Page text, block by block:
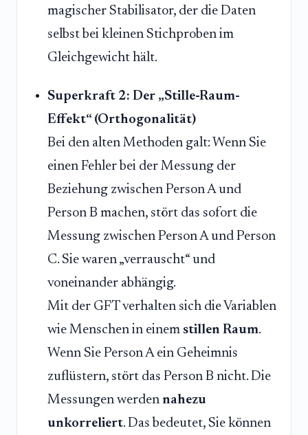
magischer Stabilisator, der die Daten
selbst bei kleinen Stichproben im
Gleichgewicht hält.
Superkraft 2: Der „Stille-Raum-
Effekt“ (Orthogonalität)
Bei den alten Methoden galt: Wenn Sie
einen Fehler bei der Messung der
Beziehung zwischen Person A und
Person B machen, stört das sofort die
Messung zwischen Person A und Person
C. Sie waren „verrauscht“ und
voneinander abhängig.
Mit der GFT verhalten sich die Variablen
wie Menschen in einem stillen Raum.
Wenn Sie Person A ein Geheimnis
zuflüstern, stört das Person B nicht. Die
Messungen werden nahezu
unkorreliert. Das bedeutet, Sie können